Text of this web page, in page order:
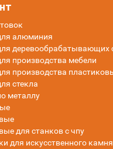
алюминия
деревообрабатывающих
производства мебели
производства
стекла
металлу
для станков с чпу
для искусственного